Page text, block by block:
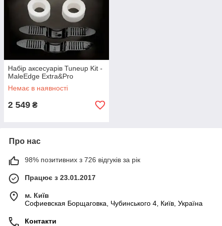
Набір аксесуарів Tuneup Kit -
MaleEdge Extra&Pro
Немає в наявності
2 549 ₴
Про нас
98% позитивних з 726 відгуків за рік
Працює з 23.01.2017
м. Київ
Софиевская Борщаговка, Чубинського 4, Київ, Україна
Контакти